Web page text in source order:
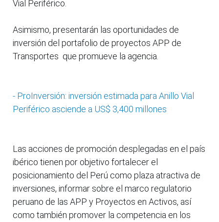
Vial Periférico.
Asimismo, presentarán las oportunidades de
inversión del portafolio de proyectos APP de
Transportes que promueve la agencia.
- ProInversión: inversión estimada para Anillo Vial
Periférico asciende a US$ 3,400 millones
Las acciones de promoción desplegadas en el país
ibérico tienen por objetivo fortalecer el
posicionamiento del Perú como plaza atractiva de
inversiones, informar sobre el marco regulatorio
peruano de las APP y Proyectos en Activos, así
como también promover la competencia en los